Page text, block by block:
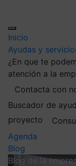
Inicio
Ayudas y
¿En que te
atención a la
Contacta con
Buscador de
proyecto
Agenda
Blog
Blog de la